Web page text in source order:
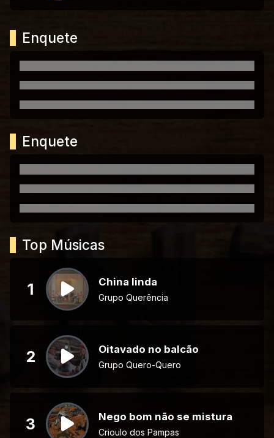
Enquete
Enquete
Top Músicas
1 China linda
Grupo Querência
2 Oitavado no balcão
Grupo Quero-Quero
3 Nego bom não se mistura
Crioulo dos Pampas